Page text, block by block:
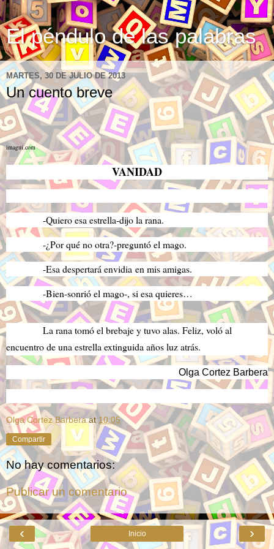
El péndulo de las palabras
MARTES, 30 DE JULIO DE 2013
Un cuento breve
imagui.com
VANIDAD
-Quiero esa estrella-dijo la rana.
-¿Por qué no otra?-preguntó el mago.
-Esa despertará envidia en mis amigas.
-Bien-sonrió el mago-, si esa quieres…
La rana tomó el brebaje y tuvo alas. Feliz, voló al
encuentro de una estrella extinguida años luz atrás.
Olga Cortez Barbera
Olga Cortez Barbera at10:05
Compartir
No hay comentarios:
Publicar un comentario
‹ ›
Inicio